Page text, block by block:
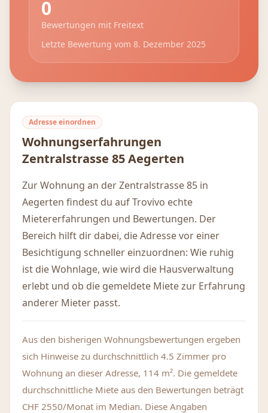
0
Bewertungen mit Freitext
Letzte Bewertung vom 8. Dezember 2025
Adresse einordnen
Wohnungserfahrungen
Zentralstrasse 85Aegerten
Zur Wohnung an der Zentralstrasse 85 in
Aegerten findest du auf Trovivo echte
Mietererfahrungen und Bewertungen. Der
Bereich hilft dir dabei, die Adresse vor einer
Besichtigung schneller einzuordnen: Wie ruhig
ist die Wohnlage, wie wird die Hausverwaltung
erlebt und ob die gemeldete Miete zur Erfahrung
anderer Mieter passt.
Aus den bisherigen Wohnungsbewertungen ergeben
sich Hinweise zu durchschnittlich 4.5 Zimmer pro
Wohnung an dieser Adresse, 114 m². Die gemeldete
durchschnittliche Miete aus den Bewertungen beträgt
CHF 2550/Monat im Median. Diese Angaben